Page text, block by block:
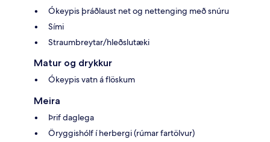
Ókeypis þráðlaust net og nettenging með snúru
Sími
Straumbreytar/hleðslutæki
Matur og drykkur
Ókeypis vatn á flöskum
Meira
Þrif daglega
Öryggishólf í herbergi (rúmar fartölvur)